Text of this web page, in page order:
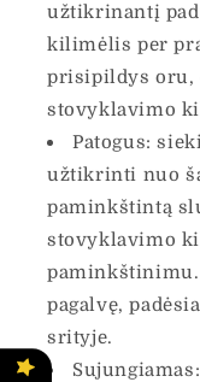
užtikrinantį
kilimėlis per
prisipildys oru,
stovyklavimo
Patogus:
užtikrinti nuo
paminkštintą
stovyklavimo
pagalvę,
srityje.